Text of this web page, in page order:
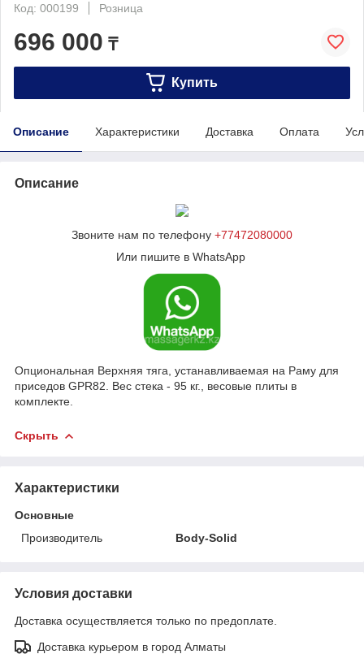
Код: 000199
Розница
696 000 ₸
Купить
Описание Характеристики Доставка Оплата
Описание
Звоните нам по телефону +77472080000
Или пишите в WhatsApp
Опциональная Верхняя тяга, устанавливаемая на Раму для
приседов GPR82. Вес стека - 95 кг., весовые плиты в
комплекте.
Скрыть
Характеристики
Основные
Производитель
Body-Solid
Условия доставки
Доставка осуществляется только по предоплате.
Доставка курьером в город Алматы